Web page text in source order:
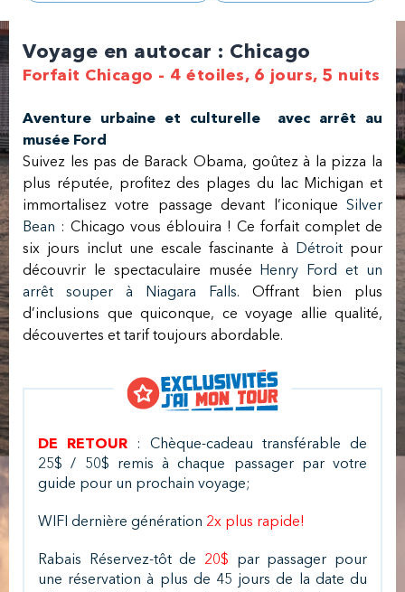
Voyage en autocar : Chicago
Forfait Chicago - 4 étoiles, 6 jours, 5 nuits
Aventure urbaine et culturelle avec arrêt au
musée Ford
Suivez les pas de Barack Obama, goûtez à la pizza la
plus réputée, profitez des plages du lac Michigan et
immortalisez votre passage devant l’iconique Silver
Bean : Chicago vous éblouira ! Ce forfait complet de
six jours inclut une escale fascinante à Détroit pour
découvrir le spectaculaire musée Henry Ford et un
arrêt souper à Niagara Falls. Offrant bien plus
d’inclusions que quiconque, ce voyage allie qualité,
découvertes et tarif toujours abordable.
DE RETOUR : Chèque-cadeau transférable de
25$ / 50$ remis à chaque passager par votre
guide pour un prochain voyage;
WIFI dernière génération 2x plus rapide!
Rabais Réservez-tôt de 20$ par passager pour
une réservation à plus de 45 jours de la date du